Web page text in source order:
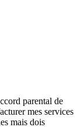
parental de
mes services
mais dois